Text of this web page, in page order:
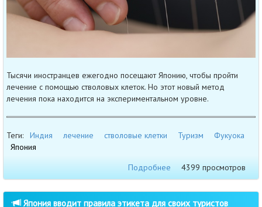
Тысячи иностранцев ежегодно посещают Японию, чтобы пройти
лечение с помощью стволовых клеток. Но этот новый метод
лечения пока находится на экспериментальном уровне.
Теги: Индия лечение стволовые клетки Туризм
Фукуока
Япония
Подробнее
4399 просмотров
Япония вводит правила этикета для своих туристов